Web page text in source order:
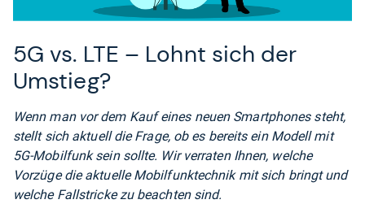
5G vs. LTE – Lohnt sich der
Umstieg?
Wenn man vor dem Kauf eines neuen Smartphones steht,
stellt sich aktuell die Frage, ob es bereits ein Modell mit
5G-Mobilfunk sein sollte. Wir verraten Ihnen, welche
Vorzüge die aktuelle Mobilfunktechnik mit sich bringt und
welche Fallstricke zu beachten sind.